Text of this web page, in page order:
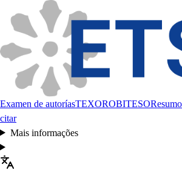
Examen de autoríasTEXOROBITESO
citar
Mais informações